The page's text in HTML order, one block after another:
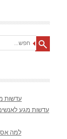
עדשות
עדשות מגע
למה